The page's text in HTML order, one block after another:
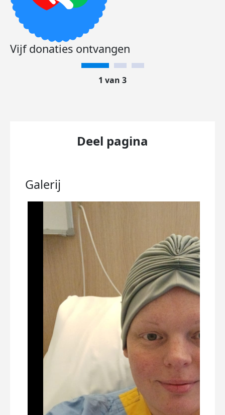
Vijf donaties ontvangen
1 van 3
Deel pagina
Galerij